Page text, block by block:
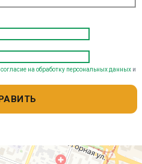
согласие на обработку персональных данных и